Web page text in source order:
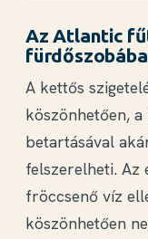
(F19 való
hordozható,
vásárolna.
Az Atlantic
Mit jelent a
A HD jelölés az
a Homogenous
hőelosztásra
konvektoroknál
Az Atlantic
A kettős
köszönhetően,
betartásával
felszerelheti.
fröccsenő víz
köszönhetően